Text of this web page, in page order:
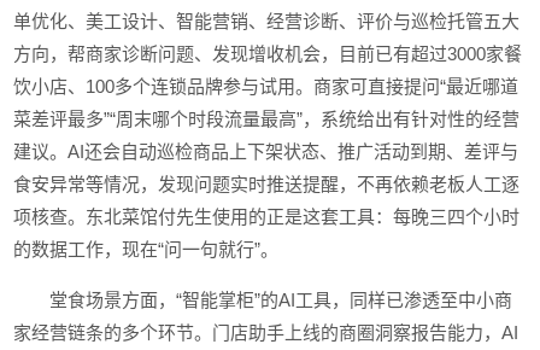
单优化、美工设计、智能营销、经营诊断、评价与巡检托管五大
方向，帮商家诊断问题、发现增收机会，目前已有超过3000家餐
饮小店、100多个连锁品牌参与试用。商家可直接提问“最近哪道
菜差评最多”“周末哪个时段流量最高”，系统给出有针对性的经营
建议。AI还会自动巡检商品上下架状态、推广活动到期、差评与
食安异常等情况，发现问题实时推送提醒，不再依赖老板人工逐
项核查。东北菜馆付先生使用的正是这套工具：每晚三四个小时
的数据工作，现在“问一句就行”。
堂食场景方面，“智能掌柜”的AI工具，同样已渗透至中小商
家经营链条的多个环节。门店助手上线的商圈洞察报告能力，AI